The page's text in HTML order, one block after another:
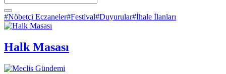
#Nöbetçi Eczaneler#Festival#Duyurular#İhale İlanları
Halk Masası